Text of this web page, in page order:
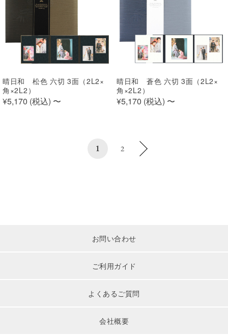
晴日和 松色 六切 3面（2L2×
角×2L2）
¥5,170 (税込) 〜
晴日和 蒼色 六切 3面（2L2×
角×2L2）
¥5,170 (税込) 〜
1 2
お問い合わせ
ご利用ガイド
よくあるご質問
会社概要